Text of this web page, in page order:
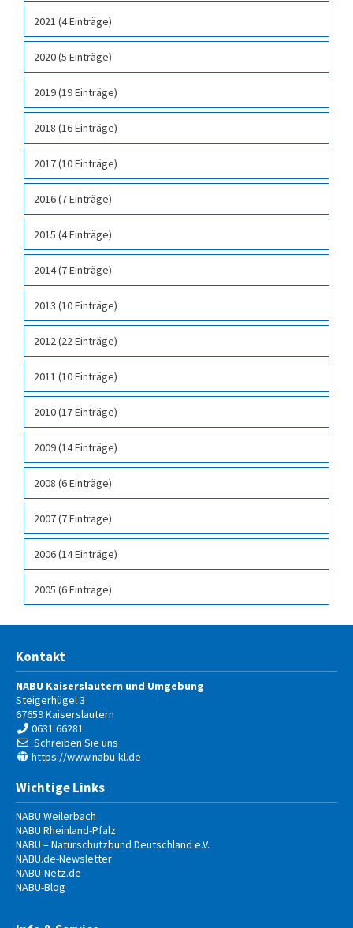
2021 (4 Einträge)
2020 (5 Einträge)
2019 (19 Einträge)
2018 (16 Einträge)
2017 (10 Einträge)
2016 (7 Einträge)
2015 (4 Einträge)
2014 (7 Einträge)
2013 (10 Einträge)
2012 (22 Einträge)
2011 (10 Einträge)
2010 (17 Einträge)
2009 (14 Einträge)
2008 (6 Einträge)
2007 (7 Einträge)
2006 (14 Einträge)
2005 (6 Einträge)
Kontakt
NABU Kaiserslautern und Umgebung
Steigerhügel 3
67659Kaiserslautern
0631 66281
Schreiben Sie uns
https://www.nabu-kl.de
Wichtige Links
NABU Weilerbach
NABU Rheinland-Pfalz
NABU – Naturschutzbund Deutschland e.V.
NABU.de-Newsletter
NABU-Netz.de
NABU-Blog